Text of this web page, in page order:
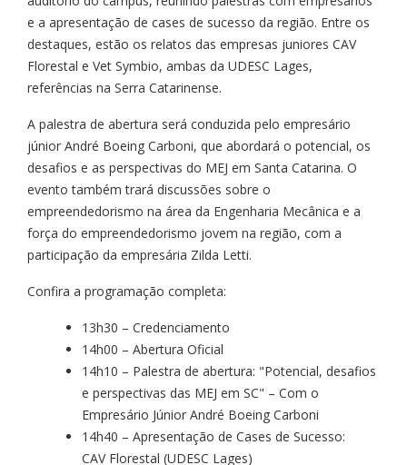
e a apresentação de cases de sucesso da região. Entre os
destaques, estão os relatos das empresas juniores CAV
Florestal e Vet Symbio, ambas da UDESC Lages,
referências na Serra Catarinense.
A palestra de abertura será conduzida pelo empresário
júnior André Boeing Carboni, que abordará o potencial, os
desafios e as perspectivas do MEJ em Santa Catarina. O
evento também trará discussões sobre o
empreendedorismo na área da Engenharia Mecânica e a
força do empreendedorismo jovem na região, com a
participação da empresária Zilda Letti.
Confira a programação completa:
13h30 – Credenciamento
14h00 – Abertura Oficial
14h10 – Palestra de abertura: "Potencial, desafios
e perspectivas das MEJ em SC" – Com o
Empresário Júnior André Boeing Carboni
14h40 – Apresentação de Cases de Sucesso:
CAV Florestal (UDESC Lages)